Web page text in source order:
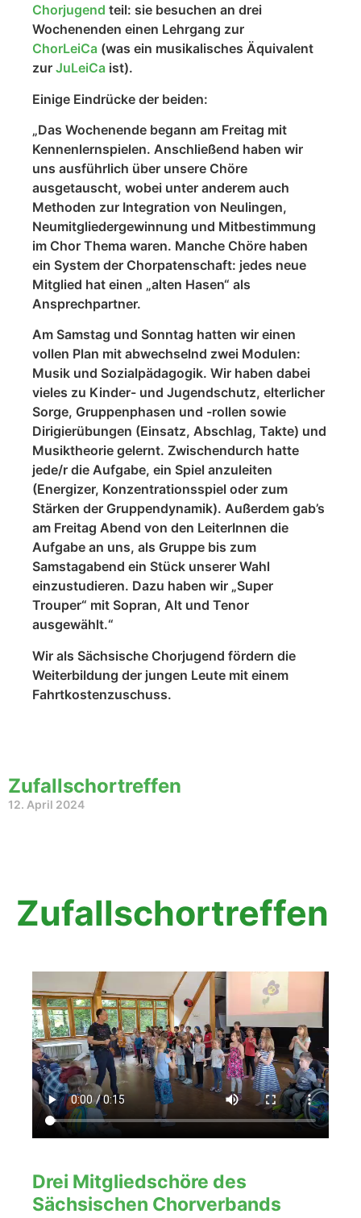
Chorjugend teil: sie besuchen an drei
Wochenenden einen Lehrgang zur
ChorLeiCa (was ein musikalisches Äquivalent
zur JuLeiCa ist).
Einige Eindrücke der beiden:
„Das Wochenende begann am Freitag mit
Kennenlernspielen. Anschließend haben wir
uns ausführlich über unsere Chöre
ausgetauscht, wobei unter anderem auch
Methoden zur Integration von Neulingen,
Neumitgliedergewinnung und Mitbestimmung
im Chor Thema waren. Manche Chöre haben
ein System der Chorpatenschaft: jedes neue
Mitglied hat einen „alten Hasen“ als
Ansprechpartner.
Am Samstag und Sonntag hatten wir einen
vollen Plan mit abwechselnd zwei Modulen:
Musik und Sozialpädagogik. Wir haben dabei
vieles zu Kinder- und Jugendschutz, elterlicher
Sorge, Gruppenphasen und -rollen sowie
Dirigierübungen (Einsatz, Abschlag, Takte) und
Musiktheorie gelernt. Zwischendurch hatte
jede/r die Aufgabe, ein Spiel anzuleiten
(Energizer, Konzentrationsspiel oder zum
Stärken der Gruppendynamik). Außerdem gab’s
am Freitag Abend von den LeiterInnen die
Aufgabe an uns, als Gruppe bis zum
Samstagabend ein Stück unserer Wahl
einzustudieren. Dazu haben wir „Super
Trouper“ mit Sopran, Alt und Tenor
ausgewählt.“
Wir als Sächsische Chorjugend fördern die
Weiterbildung der jungen Leute mit einem
Fahrtkostenzuschuss.
Zufallschortreffen
12. April 2024
Zufallschortreffen
Drei Mitgliedschöre des
Sächsischen Chorverbands